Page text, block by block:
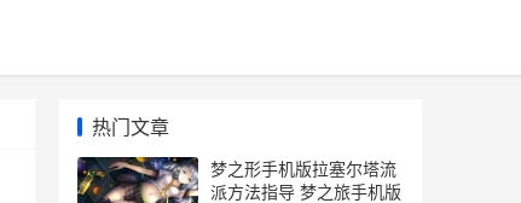
热门文章
梦之形手机版拉塞尔塔流
派方法指导 梦之旅手机版